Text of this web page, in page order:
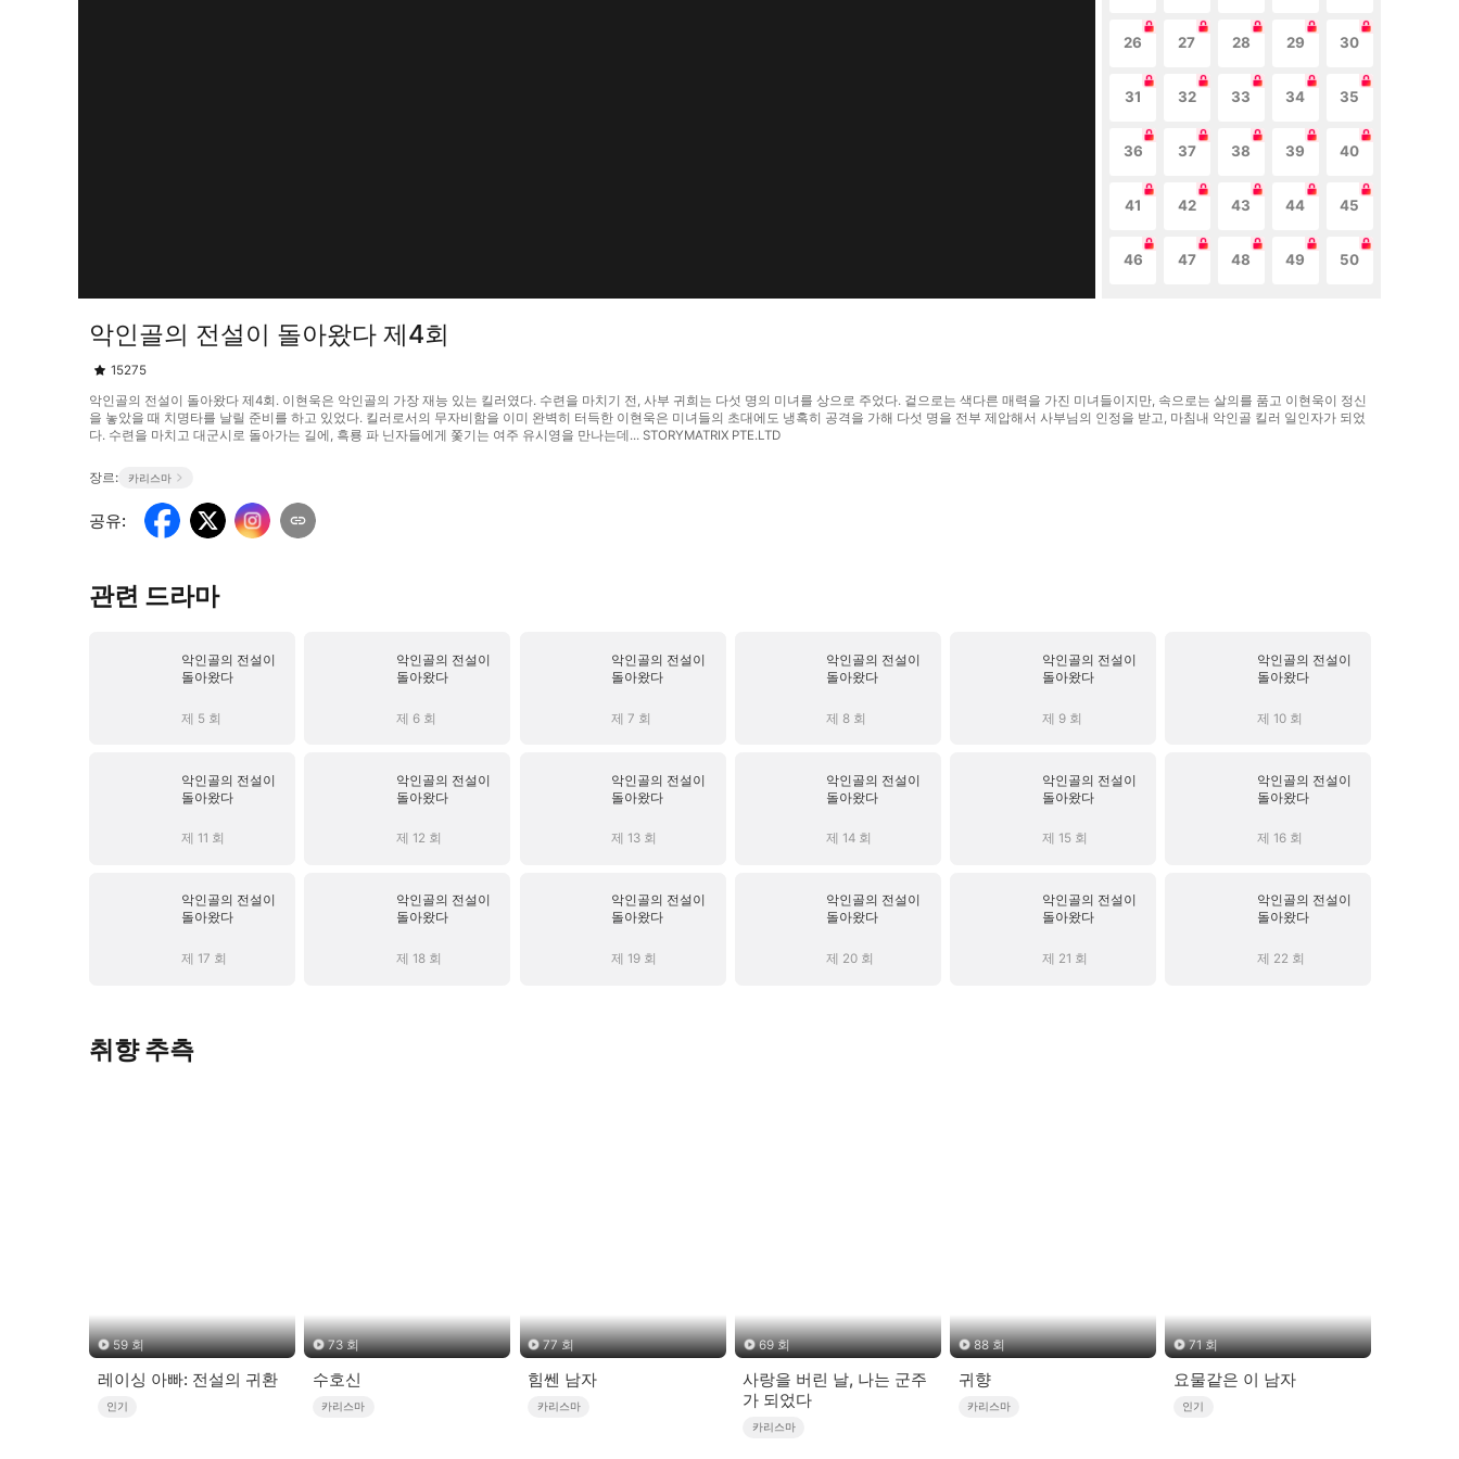
26 27 28 29 30
31 32 33 34 35
36 37 38 39 40
41 42 43 44 45
46 47 48 49 50
악인골의 전설이 돌아왔다 제4회
15275
악인골의 전설이 돌아왔다 제4회. 이현욱은 악인골의 가장 재능 있는 킬러였다. 수련을 마치기 전, 사부 귀희는 다섯 명의 미녀를 상으로 주었다. 겉으로는 색다른 매력을 가진 미녀들이지만, 속으로는 살의를 품고 이현욱이 정신
을 놓았을 때 치명타를 날릴 준비를 하고 있었다. 킬러로서의 무자비함을 이미 완벽히 터득한 이현욱은 미녀들의 초대에도 냉혹히 공격을 가해 다섯 명을 전부 제압해서 사부님의 인정을 받고, 마침내 악인골 킬러 일인자가 되었
다. 수련을 마치고 대군시로 돌아가는 길에, 흑룡 파 닌자들에게 쫓기는 여주 유시영을 만나는데... STORYMATRIX PTE.LTD
장르: 카리스마
공유:
관련 드라마
악인골의 전설이
돌아왔다
제 5 회
악인골의 전설이
돌아왔다
제 6 회
악인골의 전설이
돌아왔다
제 7 회
악인골의 전설이
돌아왔다
제 8 회
악인골의 전설이
돌아왔다
제 9 회
악인골의 전설이
돌아왔다
제 10 회
악인골의 전설이
돌아왔다
제 11 회
악인골의 전설이
돌아왔다
제 12 회
악인골의 전설이
돌아왔다
제 13 회
악인골의 전설이
돌아왔다
제 14 회
악인골의 전설이
돌아왔다
제 15 회
악인골의 전설이
돌아왔다
제 16 회
악인골의 전설이
돌아왔다
제 17 회
악인골의 전설이
돌아왔다
제 18 회
악인골의 전설이
돌아왔다
제 19 회
악인골의 전설이
돌아왔다
제 20 회
악인골의 전설이
돌아왔다
제 21 회
악인골의 전설이
돌아왔다
제 22 회
취향 추측
59 회
레이싱 아빠: 전설의 귀환
인기
73 회
수호신
카리스마
77 회
힘쎈 남자
카리스마
69 회
사랑을 버린 날, 나는 군주
가 되었다
카리스마
88 회
귀향
카리스마
71 회
요물같은 이 남자
인기